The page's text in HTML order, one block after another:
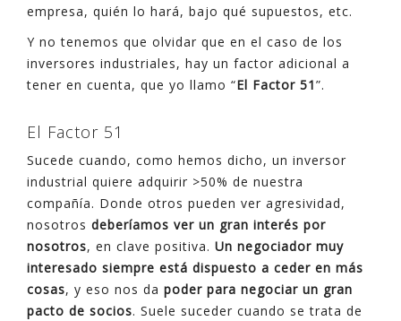
empresa, quién lo hará, bajo qué supuestos, etc.
Y no tenemos que olvidar que en el caso de los
inversores industriales, hay un factor adicional a
tener en cuenta, que yo llamo “El Factor 51”.
El Factor 51
Sucede cuando, como hemos dicho, un inversor
industrial quiere adquirir >50% de nuestra
compañía. Donde otros pueden ver agresividad,
nosotros deberíamos ver un gran interés por
nosotros, en clave positiva. Un negociador muy
interesado siempre está dispuesto a ceder en más
cosas, y eso nos da poder para negociar un gran
pacto de socios. Suele suceder cuando se trata de